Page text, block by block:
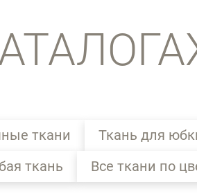
ткани Ткань для
ткань Все ткани по